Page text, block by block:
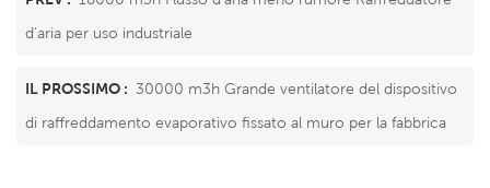
d'aria per uso industriale
IL PROSSIMO : 30000 m3h Grande ventilatore del dispositivo
di raffreddamento evaporativo fissato al muro per la fabbrica